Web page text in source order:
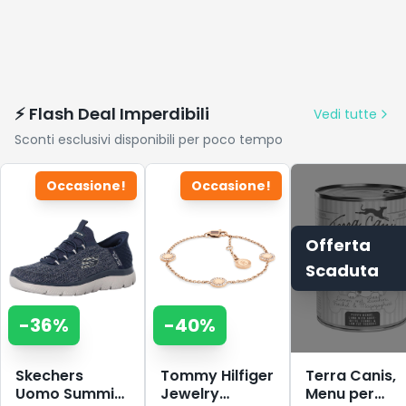
⚡ Flash Deal Imperdibili
Vedi tutte
Sconti esclusivi disponibili per poco tempo
Occasione!
-36%
Skechers
Uomo Summits
Occasione!
-40%
Tommy Hilfiger
Jewelry
Offerta
Scaduta
Terra Canis,
Menu per